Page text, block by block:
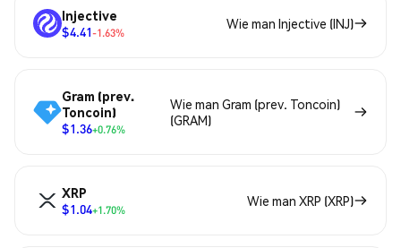
Injective
$4.41-1.63%
Wie man Injective (INJ)
Gram (prev.
Toncoin)
$1.36+0.76%
Wie man Gram (prev. Toncoin)
(GRAM)
XRP
$1.04+1.70%
Wie man XRP (XRP)